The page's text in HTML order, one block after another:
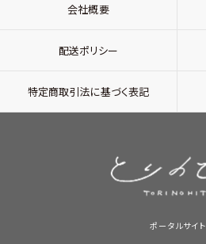
会社概要
配送ポリシー
特定商取引法に基づく表記
ポータルサイト